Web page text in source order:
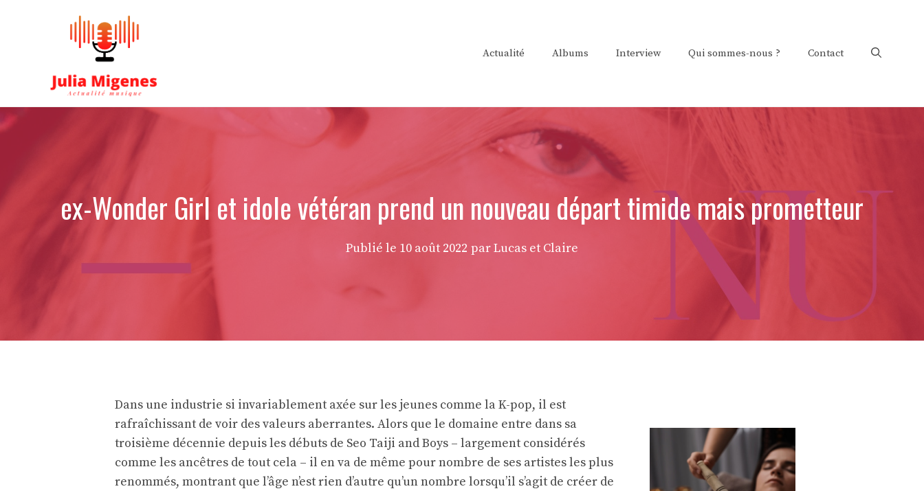
Actualité Albums Interview Qui sommes-nous ? Contact
ex-Wonder Girl et idole vétéran prend un nouveau départ timide mais prometteur
Publié le 10 août 2022 par Lucas et Claire
Dans une industrie si invariablement axée sur les jeunes comme la K-pop, il est
rafraîchissant de voir des valeurs aberrantes. Alors que le domaine entre dans sa
troisième décennie depuis les débuts de Seo Taiji and Boys – largement considérés
comme les ancêtres de tout cela – il en va de même pour nombre de ses artistes les plus
renommés, montrant que l’âge n’est rien d’autre qu’un nombre lorsqu’il s’agit de créer de